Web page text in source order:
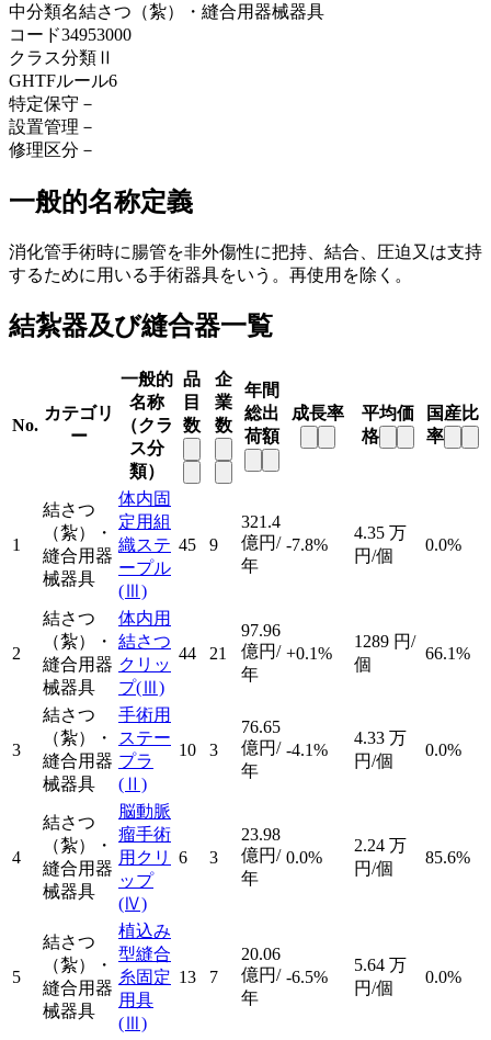
中分類名結さつ（紮）・縫合用器械器具
コード34953000
クラス分類 Ⅱ
GHTFルール6
特定保守 －
設置管理 －
修理区分 －
一般的名称定義
消化管手術時に腸管を非外傷性に把持、結合、圧迫又は支持
するために用いる手術器具をいう。再使用を除く。
結紮器及び縫合器一覧
No.
カテゴリ
ー
一般的
名称
（クラ
ス分
類）
品
目
数
企
業
数
年間
総出
荷額
成長率
平均価
格
国産比
率
1
結さつ
（紮）・
縫合用器
械器具
体内固
定用組
織ステ
ープル
(Ⅲ)
45 9
321.4
億円/
年
-7.8%
4.35 万
円/個
0.0%
2
結さつ
（紮）・
縫合用器
械器具
体内用
結さつ
クリッ
プ(Ⅲ)
44 21
97.96
億円/
年
+0.1%
1289 円/
個
66.1%
3
結さつ
（紮）・
縫合用器
械器具
手術用
ステー
プラ
(Ⅱ)
10 3
76.65
億円/
年
-4.1%
4.33 万
円/個
0.0%
4
結さつ
（紮）・
縫合用器
械器具
脳動脈
瘤手術
用クリ
ップ
(Ⅳ)
6 3
23.98
億円/
年
0.0%
2.24 万
円/個
85.6%
5
結さつ
（紮）・
縫合用器
械器具
植込み
型縫合
糸固定
用具
(Ⅲ)
13 7
20.06
億円/
年
-6.5%
5.64 万
円/個
0.0%